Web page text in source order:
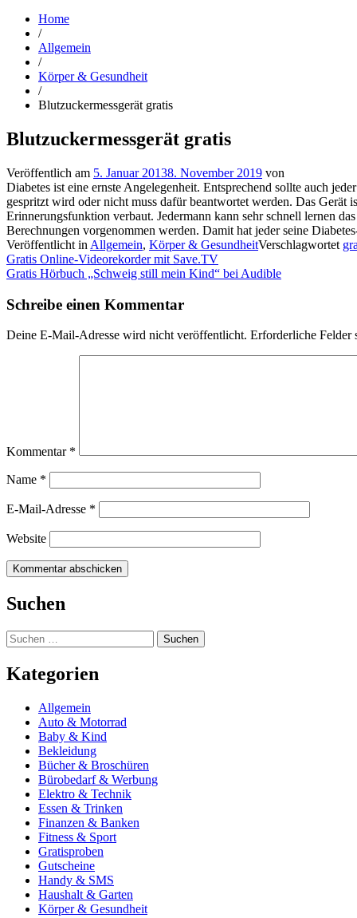
Home
/
Allgemein
/
Körper & Gesundheit
/
Blutzuckermessgerät gratis
Blutzuckermessgerät gratis
Veröffentlich am 5. Januar 20138. November 2019 von
Diabetes ist eine ernste Angelegenheit. Entsprechend sollte auch
gespritzt wird oder nicht muss dafür beantwortet werden. Das
Erinnerungsfunktion verbaut. Jedermann kann sehr schnell lernen
Berechnungen vorgenommen werden. Damit hat jeder seine
Veröffentlicht in Allgemein, Körper & GesundheitVerschlagwortet
Beitragsnavigation
Gratis Online-Videorekorder mit Save.TV
Gratis Hörbuch „Schweig still mein Kind“ bei Audible
Schreibe einen Kommentar
Deine E-Mail-Adresse wird nicht veröffentlicht. Erforderliche Felder
Kommentar *
Name *
E-Mail-Adresse *
Website
Suchen
Suchen
nach:
Kategorien
Allgemein
Auto & Motorrad
Baby & Kind
Bekleidung
Bücher & Broschüren
Bürobedarf & Werbung
Elektro & Technik
Essen & Trinken
Finanzen & Banken
Fitness & Sport
Gratisproben
Gutscheine
Handy & SMS
Haushalt & Garten
Körper & Gesundheit